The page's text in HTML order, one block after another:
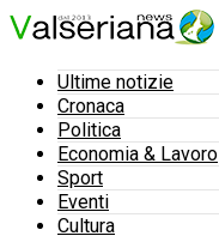
Ultime notizie
Cronaca
Politica
Economia & Lavoro
Sport
Eventi
Cultura